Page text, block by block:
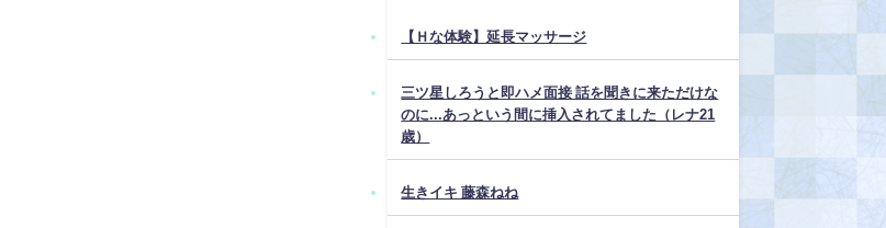
【Ｈな体験】延長マッサージ
三ツ星しろうと即ハメ面接 話を聞きに来ただけな
のに...あっという間に挿入されてました（レナ21
歳）
生きイキ 藤森ねね